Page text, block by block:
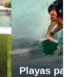
Playas